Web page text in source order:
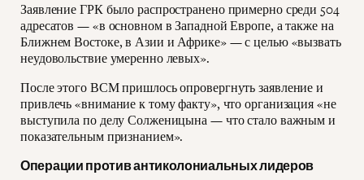
Заявление ГРК было распространено примерно среди 504
адресатов — «в основном в Западной Европе, а также на
Ближнем Востоке, в Азии и Африке» — с целью «вызвать
неудовольствие умеренно левых».
После этого ВСМ пришлось опровергнуть заявление и
привлечь «внимание к тому факту», что организация «не
выступила по делу Солженицына — что стало важным и
показательным признанием».
Операции против антиколониальных лидеров